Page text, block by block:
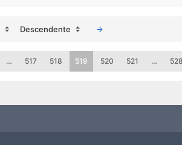
Descendente
… 517 518 519 520 521 …